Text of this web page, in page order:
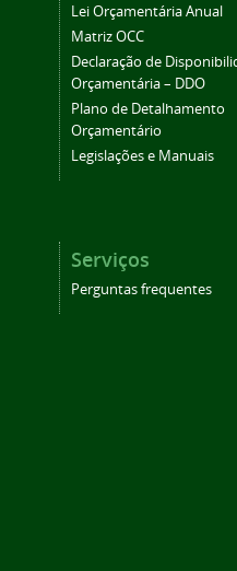
Lei Orçamentária Anual
Matriz OCC
Declaração de
Orçamentária – DDO
Plano de Detalhamento
Orçamentário
Legislações e Manuais
Serviços
Perguntas frequentes